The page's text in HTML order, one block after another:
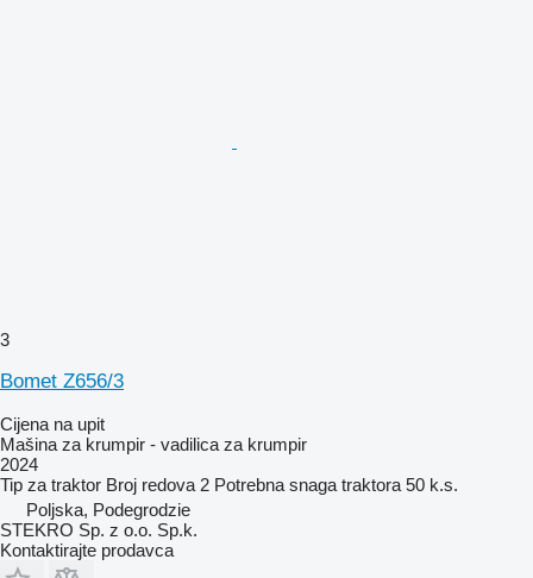
3
Bomet Z656/3
Cijena na upit
Mašina za krumpir - vadilica za krumpir
2024
Tip za traktor Broj redova 2 Potrebna snaga traktora 50 k.s.
Poljska, Podegrodzie
STEKRO Sp. z o.o. Sp.k.
Kontaktirajte prodavca